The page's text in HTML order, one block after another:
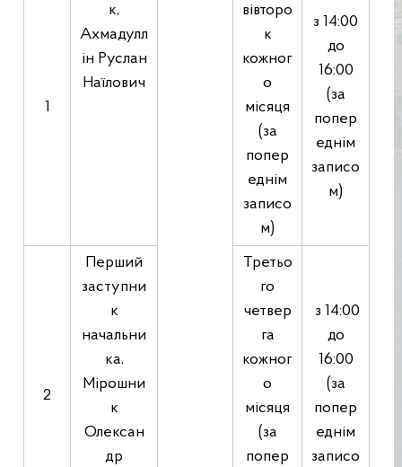
1
к,
Ахмадулл
ін Руслан
Наїлович
вівторо
к
кожног
о
місяця
(за
попер
еднім
записо
м)
з 14:00
до
16:00
(за
попер
еднім
записо
м)
2
Перший
заступни
к
начальни
ка,
Мірошни
к
Олексан
др
Третьо
го
четвер
га
кожног
о
місяця
(за
попер
з 14:00
до
16:00
(за
попер
еднім
записо